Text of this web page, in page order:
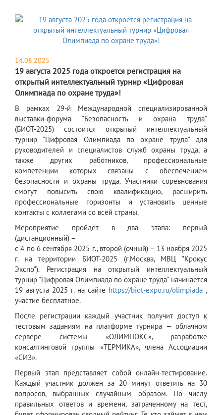
14.08.2025
19 августа 2025 года откроется регистрация на
открытый интеллектуальный турнир «Цифровая
Олимпиада по охране труда»!
В рамках 29-й Международной специализированной
выставки-форума "Безопасность и охрана труда"
(БИОТ-2025) состоится открытый интеллектуальный
турнир "Цифровая Олимпиада по охране труда" для
руководителей и специалистов служб охраны труда, а
также других работников, профессиональные
компетенции которых связаны с обеспечением
безопасности и охраны труда. Участники соревнования
смогут повысить свою квалификацию, расширить
профессиональные горизонты и установить ценные
контакты с коллегами со всей страны.
Мероприятие пройдет в два этапа: первый
(дистанционный) –
с 4 по 6 сентября 2025 г., второй (очный) – 13 ноября 2025
г. на территории БИОТ-2025 (г.Москва, МВЦ "Крокус
Экспо"). Регистрация на открытый интеллектуальный
турнир "Цифровая Олимпиада по охране труда" начинается
19 августа 2025 г. на сайте https://biot-expo.ru/olimpiada ,
участие бесплатное.
После регистрации каждый участник получит доступ к
тестовым заданиям на платформе турнира — облачном
сервере системы «ОЛИМПОКС», разработке
консалтинговой группы «ТЕРМИКА», члена Ассоциации
«СИЗ».
Первый этап представляет собой онлайн-тестирование.
Каждый участник должен за 20 минут ответить на 30
вопросов, выбранных случайным образом. По числу
правильных ответов и времени, затраченному на тест,